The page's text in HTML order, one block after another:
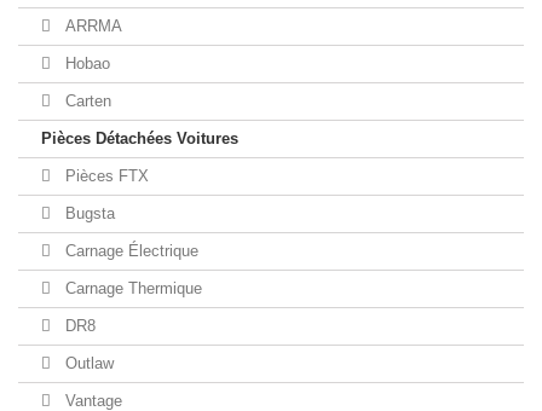
ARRMA
Hobao
Carten
Pièces Détachées Voitures
Pièces FTX
Bugsta
Carnage Électrique
Carnage Thermique
DR8
Outlaw
Vantage